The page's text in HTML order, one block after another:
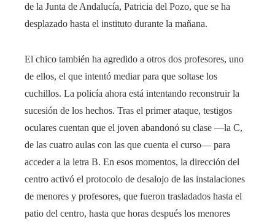
de la Junta de Andalucía, Patricia del Pozo, que se ha
desplazado hasta el instituto durante la mañana.
El chico también ha agredido a otros dos profesores, uno
de ellos, el que intentó mediar para que soltase los
cuchillos. La policía ahora está intentando reconstruir la
sucesión de los hechos. Tras el primer ataque, testigos
oculares cuentan que el joven abandonó su clase —la C,
de las cuatro aulas con las que cuenta el curso— para
acceder a la letra B. En esos momentos, la dirección del
centro activó el protocolo de desalojo de las instalaciones
de menores y profesores, que fueron trasladados hasta el
patio del centro, hasta que horas después los menores